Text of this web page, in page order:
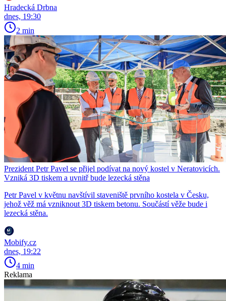
Hradecká Drbna
dnes, 19:30
2 min
Prezident Petr Pavel se přijel podívat na nový kostel v Neratovicích.
Vzniká 3D tiskem a uvnitř bude lezecká stěna
Petr Pavel v květnu navštívil staveniště prvního kostela v Česku,
jehož věž má vzniknout 3D tiskem betonu. Součástí věže bude i
lezecká stěna.
Mobify.cz
dnes, 19:22
4 min
Reklama